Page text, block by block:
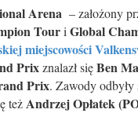
Arena – założony
Touri Global
miejscowości
Prixznalazł sięBen
Prix. Zawody
teżAndrzej Opłatek